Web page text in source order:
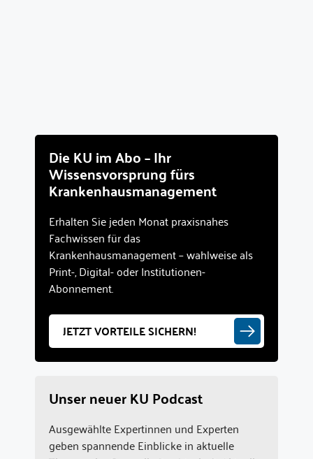
Die KU im Abo – Ihr
Wissensvorsprung fürs
Krankenhausmanagement
Erhalten Sie jeden Monat praxisnahes
Fachwissen für das
Krankenhausmanagement – wahlweise als
Print-, Digital- oder Institutionen-
Abonnement.
JETZT VORTEILE SICHERN!
Unser neuer KU Podcast
Ausgewählte Expertinnen und Experten
geben spannende Einblicke in aktuelle